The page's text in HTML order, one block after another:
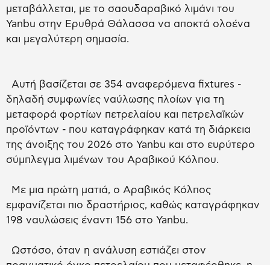
μεταβάλλεται, με το σαουδαραβικό λιμάνι του
Yanbu στην Ερυθρά Θάλασσα να αποκτά ολοένα
και μεγαλύτερη σημασία.
Αυτή βασίζεται σε 354 αναφερόμενα fixtures -
δηλαδή συμφωνίες ναύλωσης πλοίων για τη
μεταφορά φορτίων πετρελαίου και πετρελαϊκών
προϊόντων - που καταγράφηκαν κατά τη διάρκεια
της άνοιξης του 2026 στο Yanbu και στο ευρύτερο
σύμπλεγμα λιμένων του Αραβικού Κόλπου.
Με μια πρώτη ματιά, ο Αραβικός Κόλπος
εμφανίζεται πιο δραστήριος, καθώς καταγράφηκαν
198 ναυλώσεις έναντι 156 στο Yanbu.
Ωστόσο, όταν η ανάλυση εστιάζει στον